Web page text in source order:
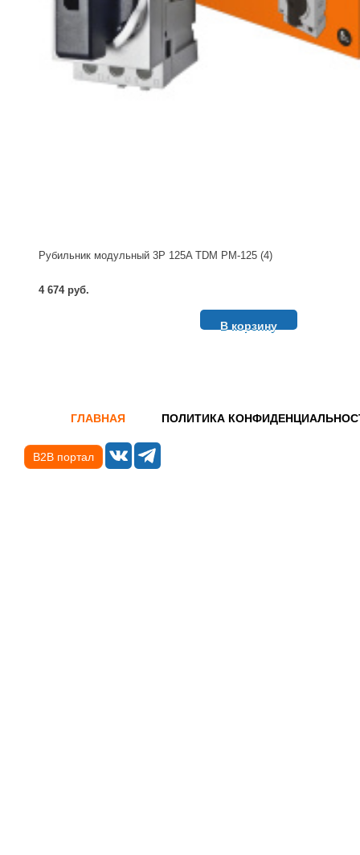
Рубильник модульный 3P 125A TDM РМ-125 (4)
4 674 руб.
В корзину
ГЛАВНАЯ ПОЛИТИКА
B2B портал